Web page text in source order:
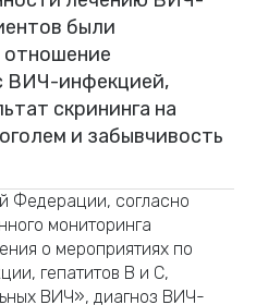
были
ВИЧ-инфекцией,
скрининга на
и забывчивость
Федерации, согласно
мониторинга
о мероприятиях по
гепатитов В и С,
ВИЧ», диагноз ВИЧ-